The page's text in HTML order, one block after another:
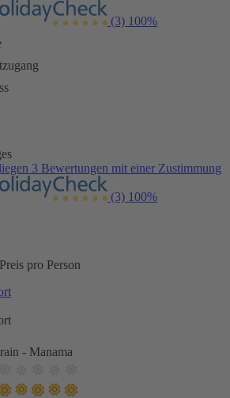
(3) 100%
3 Bewertungen mit einer Zustimmung
(3) 100%
Preis pro Person
- Manama